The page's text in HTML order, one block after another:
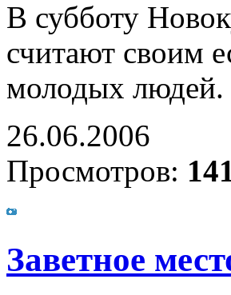
В субботу
считают своим
молодых людей.
26.06.2006
Просмотров:
Заветное